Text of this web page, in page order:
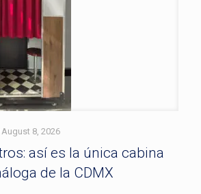
August 8, 2026
así es la única cabina
de la CDMX